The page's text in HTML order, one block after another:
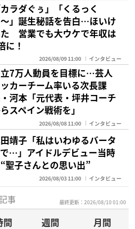
カラダぐぅ」「くるっく
〜」誕生秘話を告白…ほいけ
営業でも大ウケで年収は
に！
2026/08/09 11:00 インタビュー
7万人動員を目標に…芸人
カーチーム率いる次長課
河本「元代表・坪井コーチ
スペイン戦術を」
2026/08/08 11:00 インタビュー
靖子「私はいわゆるバータ
…」アイドルデビュー当時
聖子さんとの思い出”
2026/08/03 11:00 インタビュー
事 最終更新：2026/08/10 01:00
間 週間
月間